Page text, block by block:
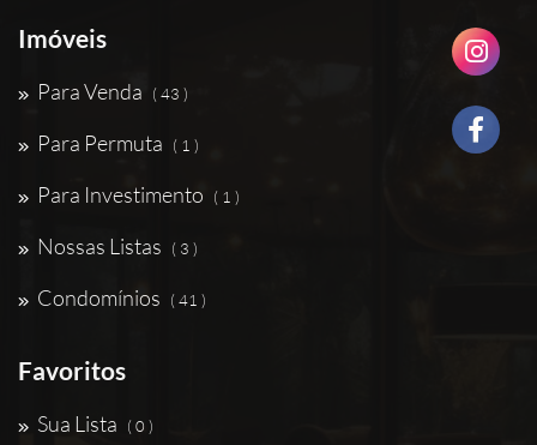
Imóveis
Para Venda ( 43 )
Para Permuta ( 1 )
Para Investimento ( 1 )
Nossas Listas ( 3 )
Condomínios ( 41 )
Favoritos
Sua Lista ( 0 )